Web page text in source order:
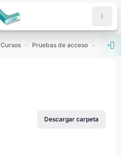
Cursos Pruebas de acceso PAU -
Descargar carpeta